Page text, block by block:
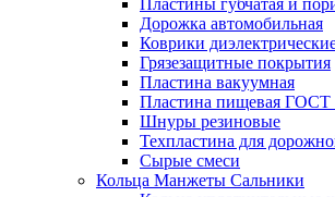
Пластины губчатая и
Дорожка автомобильная
Коврики
Грязезащитные покрытия
Пластина вакуумная
Пластина пищевая ГОСТ
Шнуры резиновые
Техпластина для
Сырые смеси
Кольца Манжеты Сальники